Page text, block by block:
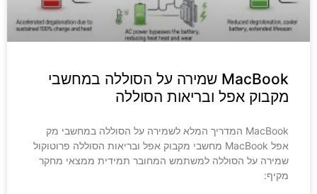
MacBook שמירה על הסוללה במחשבי
מקבוק אפל ובריאות הסוללה
MacBook המדריך המלא לשמירה על הסוללה במחשבי מק
אפל MacBook מחשבי מקבוק אפל ובריאות הסוללה פרוטוקול
שמירה על הסוללה למשתמש המחובר תמידית ממצאי מחקר
מקיף: